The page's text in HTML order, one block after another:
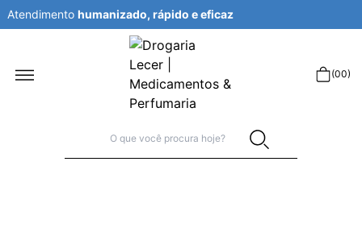
Atendimentohumanizado, rápido e eficaz
(00)